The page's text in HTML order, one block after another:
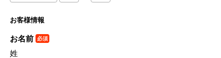
お客様情報
お名前 必須
姓